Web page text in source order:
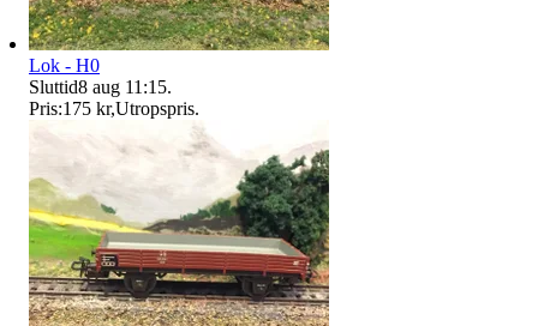
Lok - H0
Sluttid8 aug 11:15.
Pris:175 kr,Utropspris.